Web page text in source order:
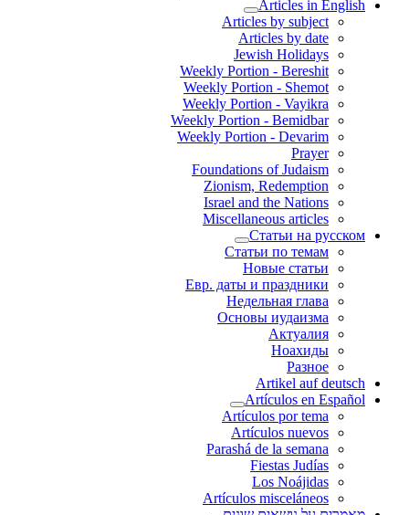
Articles in English
Articles by subject
Articles by date
Jewish Holidays
Weekly Portion - Bereshit
Weekly Portion - Shemot
Weekly Portion - Vayikra
Weekly Portion - Bemidbar
Weekly Portion - Devarim
Prayer
Foundations of Judaism
Zionism, Redemption
Israel and the Nations
Miscellaneous articles
Статьи на русском
Статьи по темам
Новые статьи
Евр. даты и праздники
Недельная глава
Основы иудаизма
Актуалия
Ноахиды
Разное
Artikel auf deutsch
Artículos en Español
Artículos por tema
Artículos nuevos
Parashá de la semana
Fiestas Judías
Los Noájidas
Artículos misceláneos